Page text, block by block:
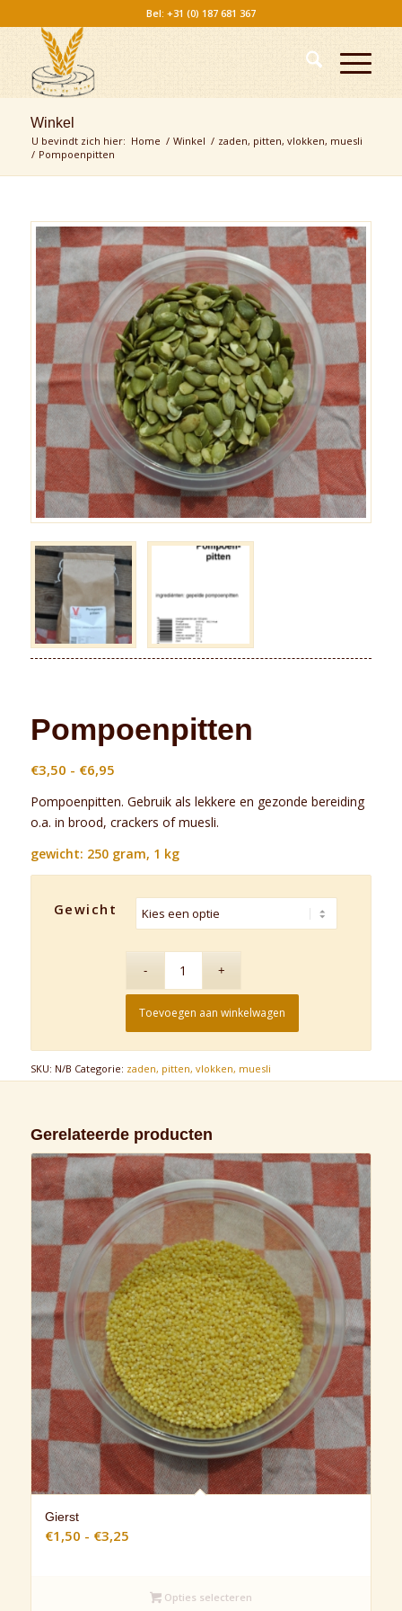
Bel: +31 (0) 187 681 367
Winkel
U bevindt zich hier: Home / Winkel / zaden, pitten, vlokken, muesli
/ Pompoenpitten
Pompoenpitten
€3,50 - €6,95Prijsklasse:
tot
Pompoenpitten. Gebruik als lekkere en gezonde bereiding
o.a. in brood, crackers of muesli.
gewicht: 250 gram, 1 kg
Gewicht
Toevoegen aan winkelwagen
SKU: N/B Categorie: zaden, pitten, vlokken, muesli
Gerelateerde producten
Gierst
€1,50 - €3,25Prijsklasse:
€3,25Opties selecteren